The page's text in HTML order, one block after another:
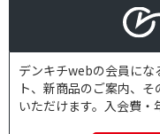
デンキチwebの会員にな
ト、新商品のご案内、
いただけます。入会費・